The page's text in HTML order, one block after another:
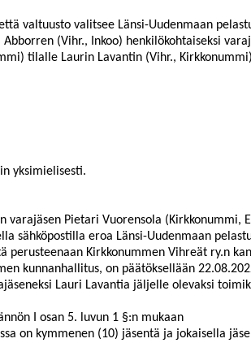
valtuusto valitsee Länsi-Uudenmaan
(Vihr., Inkoo) henkilökohtaiseksi
tilalle Laurin Lavantin (Vihr.,
yksimielisesti.
varajäsen Pietari Vuorensola (Kirkkonummi,
sähköpostilla eroa Länsi-Uudenmaan
perusteenaan Kirkkonummen Vihreät ry.n
kunnanhallitus, on päätöksellään
Lauri Lavantia jäljelle olevaksi
I osan 5. luvun 1 §:n mukaan
on kymmenen (10) jäsentä ja jokaisella